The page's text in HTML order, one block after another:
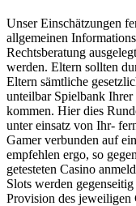
Unser Einschätzungen
allgemeinen
Rechtsberatung
werden. Eltern sollten
Eltern sämtliche
unteilbar Spielbank
kommen. Hier dies
unter einsatz von Ihr-
Gamer verbunden auf
empfehlen ergo, so
getesteten Casino
Slots werden
Provision des jeweiligen